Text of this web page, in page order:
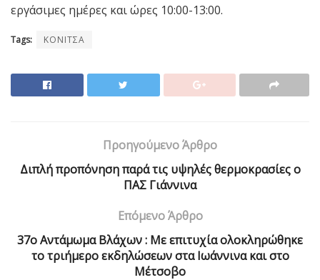
εργάσιμες ημέρες και ώρες 10:00-13:00.
Tags: ΚΟΝΙΤΣΑ
Προηγούμενο Άρθρο
Διπλή προπόνηση παρά τις υψηλές θερμοκρασίες ο
ΠΑΣ Γιάννινα
Επόμενο Άρθρο
37ο Αντάμωμα Βλάχων : Με επιτυχία ολοκληρώθηκε
το τριήμερο εκδηλώσεων στα Ιωάννινα και στο
Μέτσοβο